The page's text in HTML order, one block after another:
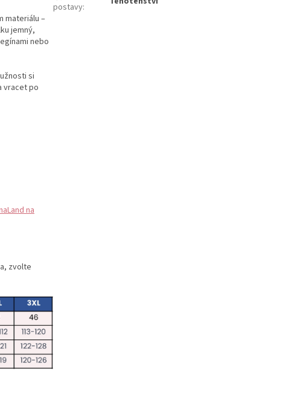
materiálu –
jemný,
nebo
si
vracet po
na
zvolte
postavy: